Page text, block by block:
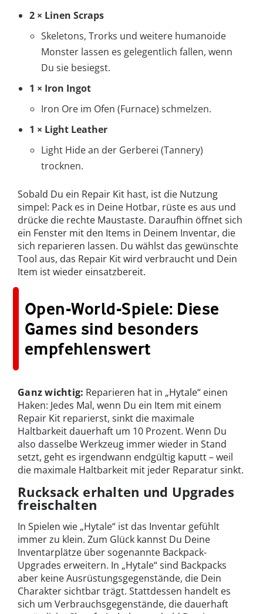
2 × Linen Scraps
Skeletons, Trorks und weitere humanoide
Monster lassen es gelegentlich fallen, wenn
Du sie besiegst.
1 × Iron Ingot
Iron Ore im Ofen (Furnace) schmelzen.
1 × Light Leather
Light Hide an der Gerberei (Tannery)
trocknen.
Sobald Du ein Repair Kit hast, ist die Nutzung
simpel: Pack es in Deine Hotbar, rüste es aus und
drücke die rechte Maustaste. Daraufhin öffnet sich
ein Fenster mit den Items in Deinem Inventar, die
sich reparieren lassen. Du wählst das gewünschte
Tool aus, das Repair Kit wird verbraucht und Dein
Item ist wieder einsatzbereit.
Open-World-Spiele: Diese
Games sind besonders
empfehlenswert
Ganz wichtig: Reparieren hat in „Hytale“ einen
Haken: Jedes Mal, wenn Du ein Item mit einem
Repair Kit reparierst, sinkt die maximale
Haltbarkeit dauerhaft um 10 Prozent. Wenn Du
also dasselbe Werkzeug immer wieder in Stand
setzt, geht es irgendwann endgültig kaputt – weil
die maximale Haltbarkeit mit jeder Reparatur sinkt.
Rucksack erhalten und Upgrades
freischalten
In Spielen wie „Hytale“ ist das Inventar gefühlt
immer zu klein. Zum Glück kannst Du Deine
Inventarplätze über sogenannte Backpack-
Upgrades erweitern. In „Hytale“ sind Backpacks
aber keine Ausrüstungsgegenstände, die Dein
Charakter sichtbar trägt. Stattdessen handelt es
sich um Verbrauchsgegenstände, die dauerhaft